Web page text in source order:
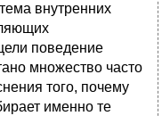
внутренних
поведение
множество часто
того, почему
именно те